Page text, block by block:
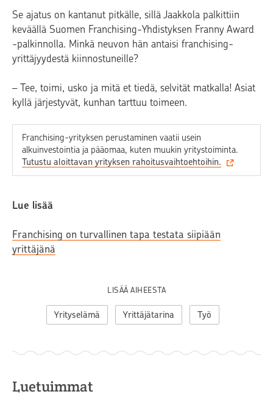
Se ajatus on kantanut pitkälle, sillä Jaakkola palkittiin
keväällä Suomen Franchising-Yhdistyksen Franny Award
-palkinnolla. Minkä neuvon hän antaisi franchising-
yrittäjyydestä kiinnostuneille?
– Tee, toimi, usko ja mitä et tiedä, selvität matkalla! Asiat
kyllä järjestyvät, kunhan tarttuu toimeen.
Franchising-yrityksen perustaminen vaatii usein
alkuinvestointia ja pääomaa, kuten muukin yritystoiminta.
Tutustu aloittavan yrityksen rahoitusvaihtoehtoihin.‍
Lue lisää
Franchising on turvallinen tapa testata siipiään
yrittäjänä
LISÄÄ AIHEESTA
Yrityselämä Yrittäjätarina Työ
Luetuimmat